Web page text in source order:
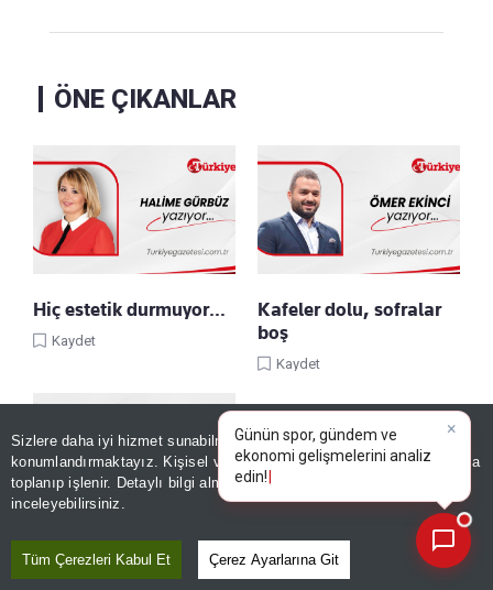
Sizlere daha iyi hizmet sunabilmek adına sitemizdeçerez
konumlandırmaktayız. Kişisel verileriniz, KVKK ve GDPR kapsamında
toplanıp işlenir. Detaylı bilgi almak için
inceleyebilirsiniz.
Tüm Çerezleri Kabul Et Çerez Ayarlarına Git
ÖNE ÇIKANLAR
Hiç estetik durmuyor…
Kaydet
Kafeler dolu, sofralar
boş
Kaydet
Hicaz Demiryolu:
Raylarda yükselen
Günün spor, günde